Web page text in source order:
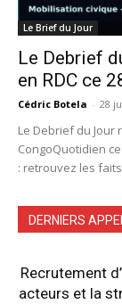
Le Brief du Jour
Le Debrief
en RDC ce
Cédric Botela - 28
Le Debrief du
CongoQuotidien
: retrouvez les
DERNIERS
Recrutement
acteurs et la